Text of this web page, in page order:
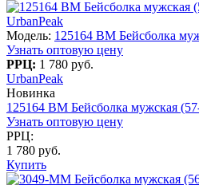
UrbanPeak
Модель: 125164 BM Бейсболка
Узнать оптовую цену
РРЦ: 1 780 руб.
UrbanPeak
Новинка
125164 BM Бейсболка мужская
Узнать оптовую цену
РРЦ:
1 780 руб.
Купить